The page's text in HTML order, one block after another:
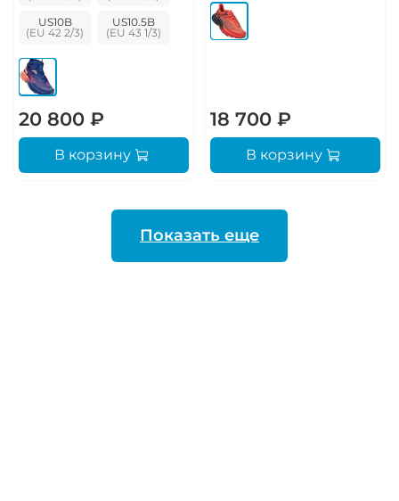
US10B US10.5B
20 800 ₽
В корзину
18 700 ₽
В корзину
Показать еще